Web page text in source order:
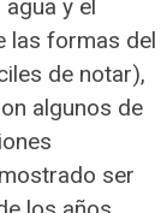
y el
las formas del
de notar),
algunos de
ser